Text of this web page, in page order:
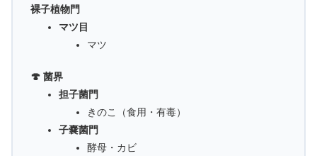
裸子植物門
マツ目
マツ
🍄 菌界
担子菌門
きのこ（食用・有毒）
子嚢菌門
酵母・カビ